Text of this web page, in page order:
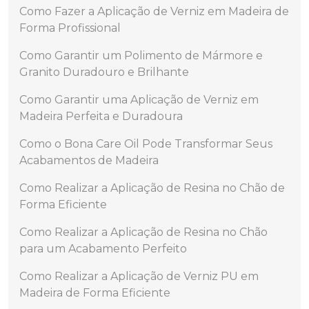
Como Fazer a Aplicação de Verniz em Madeira de
Forma Profissional
Como Garantir um Polimento de Mármore e
Granito Duradouro e Brilhante
Como Garantir uma Aplicação de Verniz em
Madeira Perfeita e Duradoura
Como o Bona Care Oil Pode Transformar Seus
Acabamentos de Madeira
Como Realizar a Aplicação de Resina no Chão de
Forma Eficiente
Como Realizar a Aplicação de Resina no Chão
para um Acabamento Perfeito
Como Realizar a Aplicação de Verniz PU em
Madeira de Forma Eficiente